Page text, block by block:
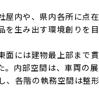
屋内や、県内各所に点
を生み出す環境創りを
面には建物最上部まで
。内部空間は、車両の
、各階の執務空間は整